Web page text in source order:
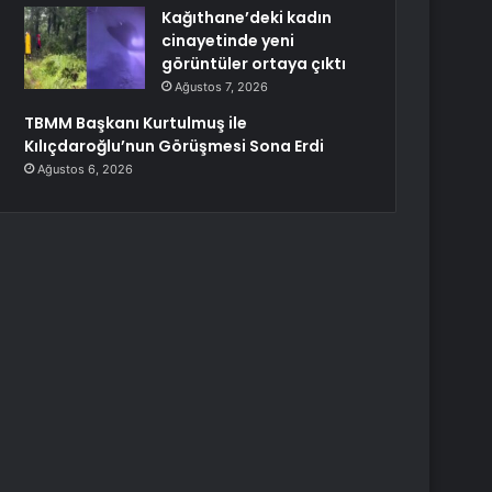
Kağıthane’deki kadın
cinayetinde yeni
görüntüler ortaya çıktı
Ağustos 7, 2026
TBMM Başkanı Kurtulmuş ile
Kılıçdaroğlu’nun Görüşmesi Sona Erdi
Ağustos 6, 2026